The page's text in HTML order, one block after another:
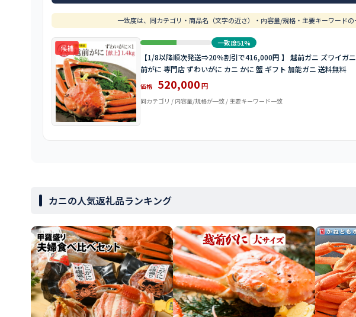
一致度は、同カテゴリ・商品名（文字の近さ）・内容量/規格・主要キーワードの
候補
一致度51%
【1/8以降順次発送⇒20％割引で416,000円 】 越前ガニ ズワイガ
前がに 専門店 ずわいがに カニ かに 蟹 ギフト 加能ガニ 送料無料
価格 520,000円
同カテゴリ / 内容量/規格が一致 / 主要キーワード一致
カニの人気返礼品ランキング